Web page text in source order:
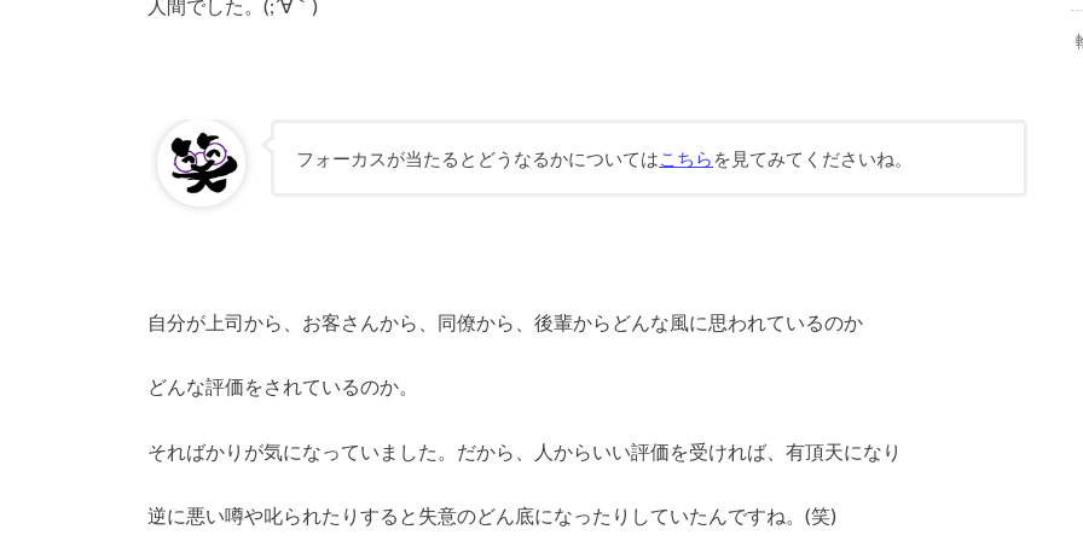
人間でした。(;´∀｀)
フォーカスが当たるとどうなるかについてはこちら を見てみてくださいね。
自分が上司から、お客さんから、同僚から、後輩からどんな風に思われているのか
どんな評価をされているのか。
そればかりが気になっていました。だから、人からいい評価を受ければ、有頂天になり
逆に悪い噂や叱られたりすると失意のどん底になったりしていたんですね。(笑)